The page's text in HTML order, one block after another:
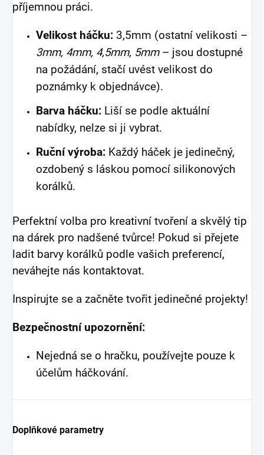
příjemnou práci.
Velikost háčku: 3,5mm (ostatní velikosti –
3mm, 4mm, 4,5mm, 5mm– jsou dostupné
na požádání, stačí uvést velikost do
poznámky k objednávce).
Barva háčku: Liší se podle aktuální
nabídky, nelze si ji vybrat.
Ruční výroba: Každý háček je jedinečný,
ozdobený s láskou pomocí silikonových
korálků.
Perfektní volba pro kreativní tvoření a skvělý tip
na dárek pro nadšené tvůrce! Pokud si přejete
ladit barvy korálků podle vašich preferencí,
neváhejte nás kontaktovat.
Inspirujte se a začněte tvořit jedinečné projekty!
Bezpečnostní upozornění:
Nejedná se o hračku, používejte pouze k
účelům háčkování.
Doplňkové parametry